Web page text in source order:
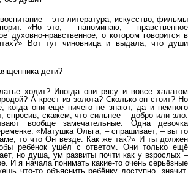
– это литература, искусство, фильмы
«Но это, – напоминаю, – нравственное
духовно-нравственное, о котором говорится в
Вот тут чиновница и выдала, что души
дети?
ходит? Иногда они рясу и вовсе халатом
А крест из золота? Сколько он стоит? Но
когда они ещё ничего не знают, да и немного
спросив, скажем, что сильнее – добро или зло.
вообще замечательные. Одна девочка
«Матушка Ольга, – спрашивает, – вы то
то что Он везде. Как же так?» И ты должен
ребёнок ушёл с ответом. Они только ещё
но душа, ум развиты почти как у взрослых –
И я начала понимать какие-то очень серьёзные
что-то объяснить ребёнку доступно, значит,